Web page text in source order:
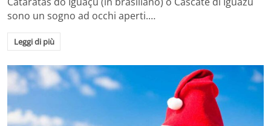
sono un sogno ad occhi aperti.…
Leggi di più